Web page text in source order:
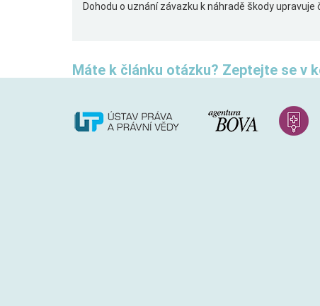
Dohodu o uznání závazku k náhradě škody
Máte k článku otázku? Zeptejte se v